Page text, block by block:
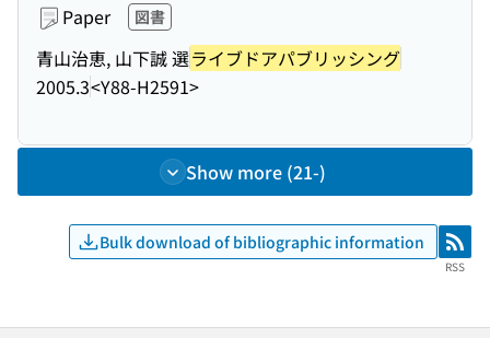
Paper 図書
青山治恵, 山下誠 選ライブドアパブリッシング
2005.3<Y88-H2591>
Show more (21-)
Bulk download of bibliographic information RSS
RSS